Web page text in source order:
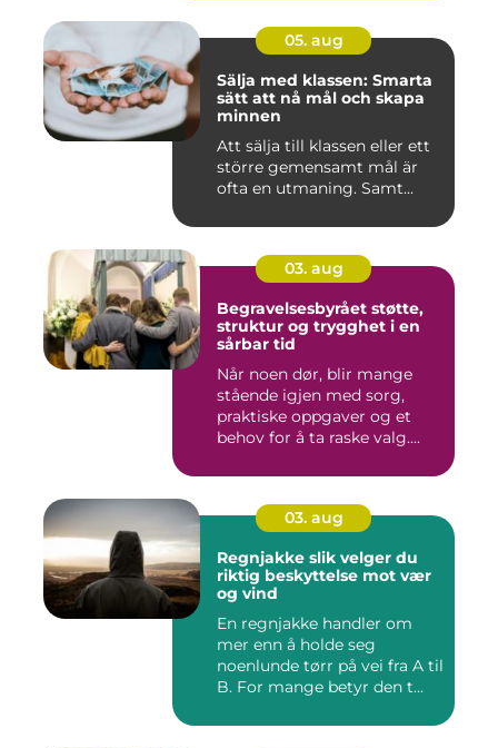
05. aug
Sälja med klassen: Smarta
sätt att nå mål och skapa
minnen
Att sälja till klassen eller ett
större gemensamt mål är
ofta en utmaning. Samt...
03. aug
Begravelsesbyrået støtte,
struktur og trygghet i en
sårbar tid
Når noen dør, blir mange
stående igjen med sorg,
praktiske oppgaver og et
behov for å ta raske valg....
03. aug
Regnjakke slik velger du
riktig beskyttelse mot vær
og vind
En regnjakke handler om
mer enn å holde seg
noenlunde tørr på vei fra A til
B. For mange betyr den t...